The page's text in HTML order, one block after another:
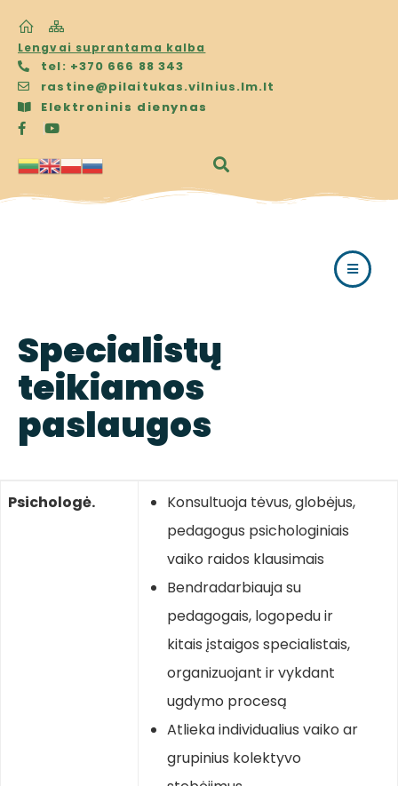
Lengvai suprantama kalba
tel: +370 666 88 343
rastine@pilaitukas.vilnius.lm.lt
Elektroninis dienynas
Specialistų
teikiamos
paslaugos
Psichologė.
Konsultuoja tėvus, globėjus,
pedagogus psichologiniais
vaiko raidos klausimais
Bendradarbiauja su
pedagogais, logopedu ir
kitais įstaigos specialistais,
organizuojant ir vykdant
ugdymo procesą
Atlieka individualius vaiko ar
grupinius kolektyvo